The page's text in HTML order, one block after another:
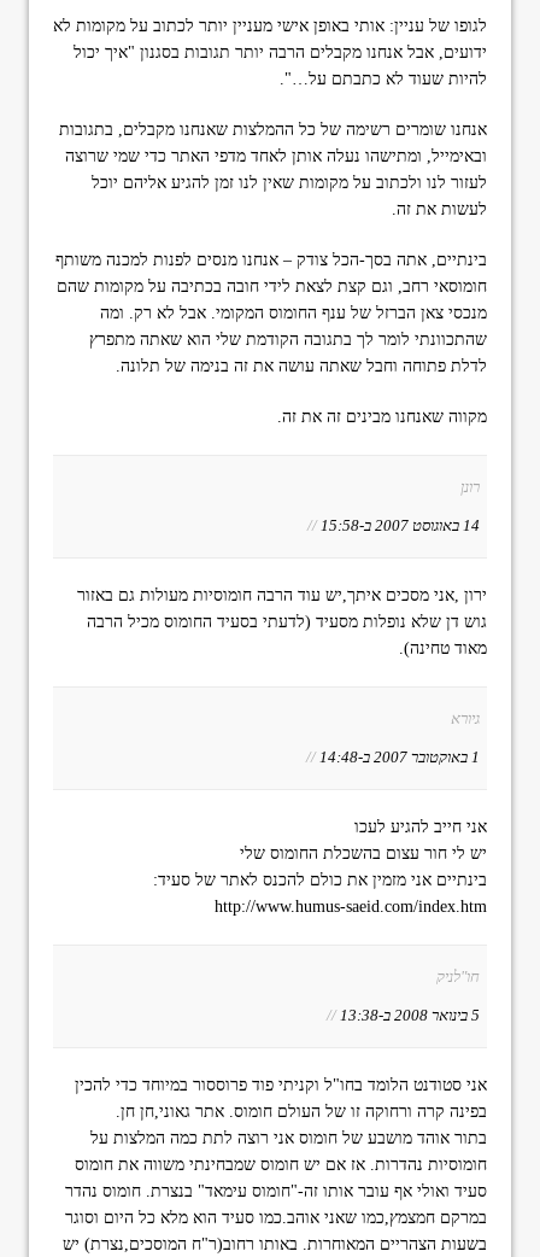
לגופו של עניין: אותי באופן אישי מעניין יותר לכתוב על מקומות לא
ידועים, אבל אנחנו מקבלים הרבה יותר תגובות בסגנון "איך יכול
להיות שעוד לא כתבתם על…".
אנחנו שומרים רשימה של כל ההמלצות שאנחנו מקבלים, בתגובות
ובאימייל, ומתישהו נעלה אותן לאחד מדפי האתר כדי שמי שרוצה
לעזור לנו ולכתוב על מקומות שאין לנו זמן להגיע אליהם יוכל
לעשות את זה.
בינתיים, אתה בסך-הכל צודק – אנחנו מנסים לפנות למכנה משותף
חומוסאי רחב, וגם קצת לצאת לידי חובה בכתיבה על מקומות שהם
מנכסי צאן הברזל של ענף החומוס המקומי. אבל לא רק. ומה
שהתכוונתי לומר לך בתגובה הקודמת שלי הוא שאתה מתפרץ
לדלת פתוחה וחבל שאתה עושה את זה בנימה של תלונה.
מקווה שאנחנו מבינים זה את זה.
רונן
14 באוגוסט 2007 ב-15:58 //
ירון ,אני מסכים איתך,יש עוד הרבה חומוסיות מעולות גם באזור
גוש דן שלא נופלות מסעיד (לדעתי בסעיד החומוס מכיל הרבה
מאוד טחינה).
גיורא
1 באוקטובר 2007 ב-14:48 //
אני חייב להגיע לעכו
יש לי חור עצום בהשכלת החומוס שלי
בינתיים אני מזמין את כולם להכנס לאתר של סעיד:
http://www.humus-saeid.com/index.htm
חו"לניק
5 בינואר 2008 ב-13:38 //
אני סטודנט הלומד בחו"ל וקניתי פוד פרוססור במיוחד כדי להכין
בפינה קרה ורחוקה זו של העולם חומוס. אתר גאוני,חן חן.
בתור אוהד מושבע של חומוס אני רוצה לתת כמה המלצות על
חומוסיות נהדרות. אז אם יש חומוס שמבחינתי משווה את חומוס
סעיד ואולי אף עובר אותו זה-"חומוס עימאד" בנצרת. חומוס נהדר
במרקם חמצמץ,כמו שאני אוהב.כמו סעיד הוא מלא כל היום וסוגר
בשעות הצהריים המאוחרות. באותו רחוב(ר"ח המוסכים,נצרת) יש